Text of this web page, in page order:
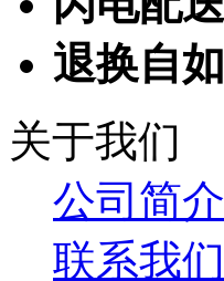
退换自如
关于我们
公司简介
联系我们